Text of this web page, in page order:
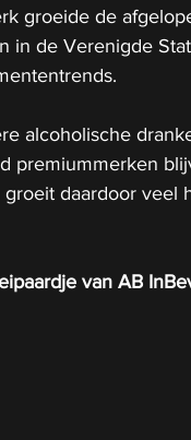
groeide de
in de Verenigde
alcoholische
premiummerken
daardoor veel
van AB